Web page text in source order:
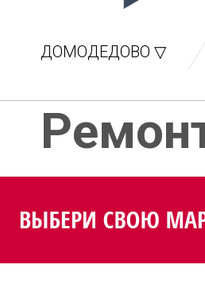
ДОМОДЕДОВО ▽